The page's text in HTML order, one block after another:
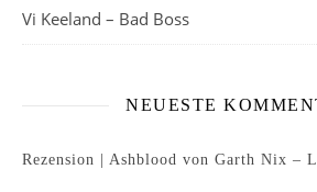
Vi Keeland – Bad Boss
NEUESTE
Rezension | Ashblood von Garth Nix –